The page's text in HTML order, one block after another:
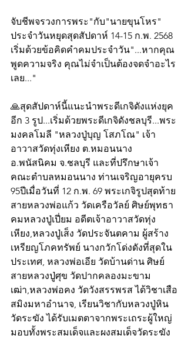
จับชีพจรวงการพระ"กับ"นายขุนโหร"
ประจำวันหยุดสุดสัปดาห์ 14-15 ก.พ. 2568
เริ่มด้วยข้อคิดคำคมประจำวัน"...หากคุณ
พูดความจริง คุณไม่จำเป็นต้องจดจำอะไร
เลย..."
🙏สุดสัปดาห์นี้แนะนำพระดีเกจิดังแห่งยุค
อีก 3 รูป...เริ่มด้วยพระดีเกจิดังชลบุรี...พระ
มงคลโมลี "หลวงปู่บุญ โสภโณ" เจ้า
อาวาสวัดทุ่งเหียง ต.หมอนนาง
อ.พนัสนิคม จ.ชลบุรี และที่ปรึกษาเจ้า
คณะตำบลหมอนนาง ท่านเจริญอายุครบ
95ปีเมื่อวันที่ 12 ก.พ. 69 พระเกจิรูปสุดท้าย
สายหลวงพ่อแก้ว วัดเครือวัลย์ ศิษย์พุทธา
คมหลวงปู่เปี่ยม อดีตเจ้าอาวาสวัดทุ่ง
เหียง,หลวงปู่เส็ง วัดประจันตคาม ผู้สร้าง
เหรียญโภคทรัพย์ นางกวักโด่งดังที่สุดใน
ประเทศ, หลวงพ่อเอีย วัดบ้านด่าน ศิษย์
สายหลวงปู่ศุข วัดปากคลองมะขาม
เฒ่า,หลวงพ่อคง วัดวังสรรพรส ได้วิชาเสือ
สมิงมหาอำนาจ, เรียนวิชากับหลวงปู่หิน
วัดระฆัง ได้รับเมตตาจากพระเถระผู้ใหญ่
มอบทั้งพระสมเด็จและผงสมเด็จวัดระฆัง